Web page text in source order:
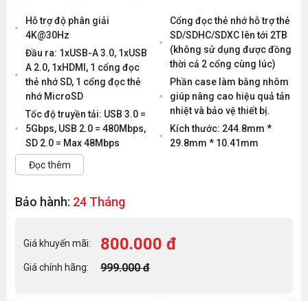
Hỗ trợ độ phân giải
4K@30Hz
Đầu ra: 1xUSB-A 3.0, 1xUSB
A 2.0, 1xHDMI, 1 cổng đọc
thẻ nhớ SD, 1 cổng đọc thẻ
nhớ MicroSD
Tốc độ truyền tải: USB 3.0 =
5Gbps, USB 2.0 = 480Mbps,
SD 2.0 = Max 48Mbps
Cổng đọc thẻ nhớ hỗ trợ thẻ
SD/SDHC/SDXC lên tới 2TB
(không sử dụng được đồng
thời cả 2 cổng cùng lúc)
Phần case làm bằng nhôm
giúp nâng cao hiệu quả tản
nhiệt và bảo vệ thiết bị.
Kích thước: 244.8mm *
29.8mm * 10.41mm
Đọc thêm
Bảo hành: 24 Tháng
Giá khuyến mãi: 800.000 đ
Giá chính hãng: 999.000 đ